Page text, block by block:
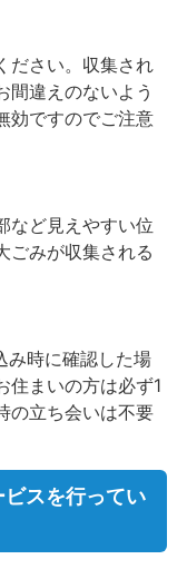
ださい。収集され
間違えのないよう
効ですのでご注意
など見えやすい位
ごみが収集される
み時に確認した場
住まいの方は必ず1
の立ち会いは不要
スを行ってい